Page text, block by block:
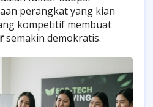
perangkat yang kian
kompetitif membuat
semakin demokratis.